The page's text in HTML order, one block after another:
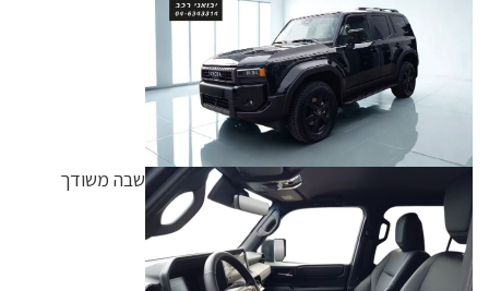
שבה משודך